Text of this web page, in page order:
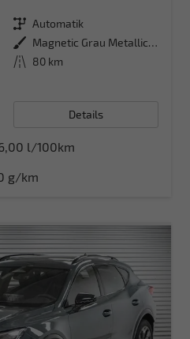
Getriebe Automatik
Außenfarbe
Magnetic Grau Metallic (S7)
Kilometerstand 80 km
Details
l/100km
g/km